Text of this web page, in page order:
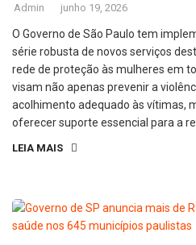
Admin junho 19, 2026
O Governo de São Paulo tem
série robusta de novos serviços
rede de proteção às mulheres em
visam não apenas prevenir a
acolhimento adequado às vítimas,
oferecer suporte essencial para a
LEIA MAIS